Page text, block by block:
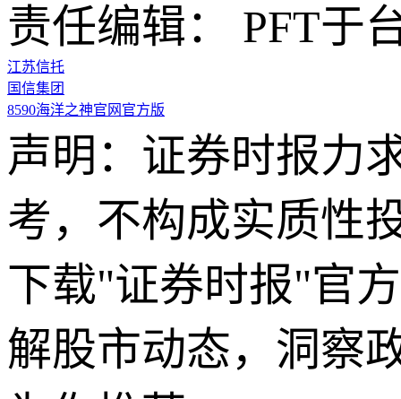
责任编辑： PFT于
江苏信托
国信集团
8590海洋之神官网官方版
声明：证券时报力
考，不构成实质性
下载"证券时报"官
解股市动态，洞察